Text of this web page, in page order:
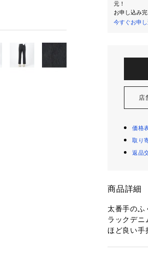
元！
お申し込み
今すぐお申
店
価格
取り
返品
商品詳細
太番手のふ
ラックデニ
ほど良い手